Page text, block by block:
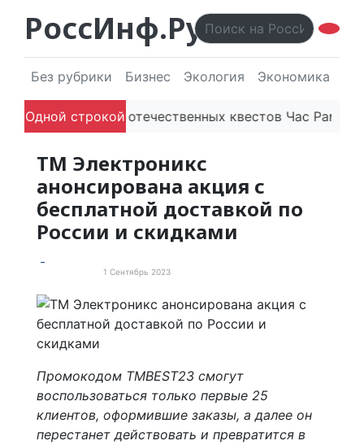
РоссИнф.Ру
Без рубрики Бизнес Экология Экономика
Одной строкой
Платформа отечественных квестов Час Рамзая
ТМ Электроникс
анонсирована акция с
бесплатной доставкой по
России и скидками
1 Сентябрь 2023
Промокодом TMBEST23 смогут
воспользоваться только первые 25
клиентов, оформившие заказы, а далее он
перестанет действовать и превратится в